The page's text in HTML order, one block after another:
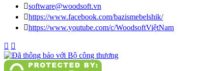
software@woodsoft.vn
https://www.facebook.com/bazismebelshik/
https://www.youtube.com/c/WoodsoftViệtNam
 